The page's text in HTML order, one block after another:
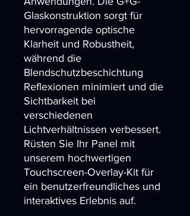
Glaskonstruktion sorgt für
hervorragende optische
Klarheit und Robustheit,
während die
Blendschutzbeschichtung
Reflexionen minimiert und die
Sichtbarkeit bei
verschiedenen
Lichtverhältnissen verbessert.
Rüsten Sie Ihr Panel mit
unserem hochwertigen
Touchscreen-Overlay-Kit für
ein benutzerfreundliches und
interaktives Erlebnis auf.